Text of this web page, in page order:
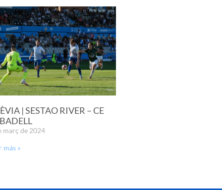
| SESTAO RIVER – CE
març de 2024
más »